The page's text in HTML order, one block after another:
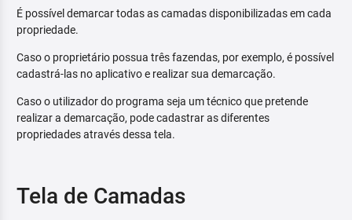
É possível demarcar todas as camadas disponibilizadas em cada
propriedade.
Caso o proprietário possua três fazendas, por exemplo, é possível
cadastrá-las no aplicativo e realizar sua demarcação.
Caso o utilizador do programa seja um técnico que pretende
realizar a demarcação, pode cadastrar as diferentes
propriedades através dessa tela.
Tela de Camadas